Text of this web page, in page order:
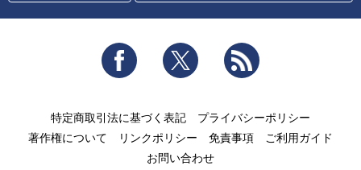
Facebook Twitter
特定商取引法に基づく表記
プライバシーポリシー
著作権について
リンクポリシー 免責事項
ご利用ガイド
お問い合わせ